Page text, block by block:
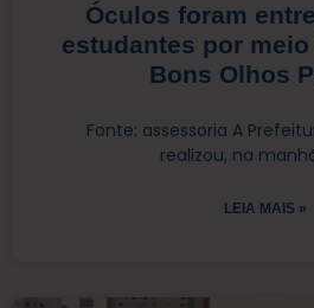
Óculos foram
estudantes por
Bons Olhos
Fonte: assessoria A
realizou, na
LEIA MAIS »